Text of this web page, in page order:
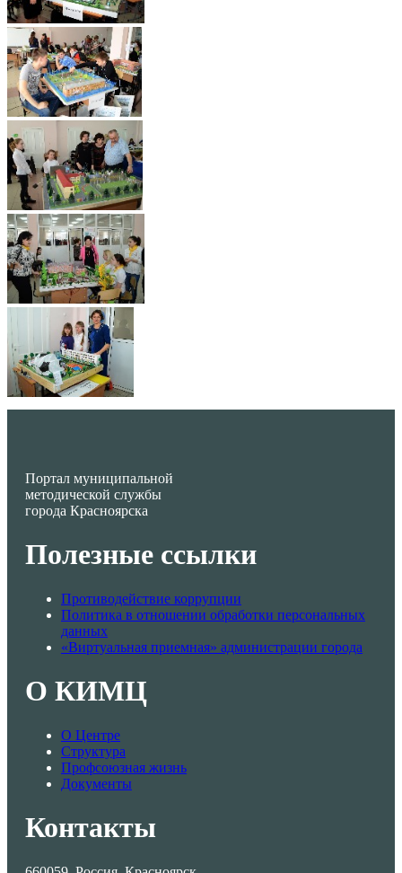
Портал муниципальной
методической службы
города Красноярска
Полезные ссылки
Противодействие коррупции
Политика в отношении обработки персональных
данных
«Виртуальная приемная» администрации города
О КИМЦ
О Центре
Структура
Профсоюзная жизнь
Документы
Контакты